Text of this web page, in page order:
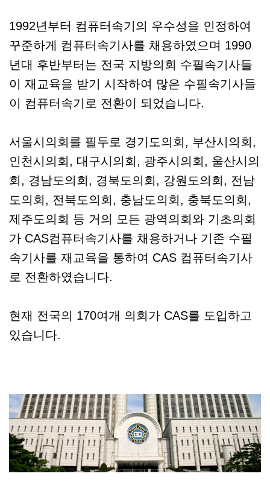
1992년부터 컴퓨터속기의 우수성을 인정하여
꾸준하게 컴퓨터속기사를 채용하였으며 1990
년대 후반부터는 전국 지방의회 수필속기사들
이 재교육을 받기 시작하여 많은 수필속기사들
이 컴퓨터속기로 전환이 되었습니다.
서울시의회를 필두로 경기도의회, 부산시의회,
인천시의회, 대구시의회, 광주시의회, 울산시의
회, 경남도의회, 경북도의회, 강원도의회, 전남
도의회, 전북도의회, 충남도의회, 충북도의회,
제주도의회 등 거의 모든 광역의회와 기초의회
가 CAS컴퓨터속기사를 채용하거나 기존 수필
속기사를 재교육을 통하여 CAS 컴퓨터속기사
로 전환하였습니다.
현재 전국의 170여개 의회가 CAS를 도입하고
있습니다.